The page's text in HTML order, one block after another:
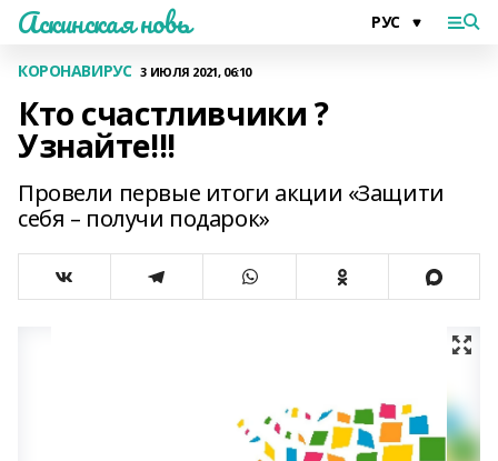
Аскинская новь
КОРОНАВИРУС 3 ИЮЛЯ 2021, 06:10
Кто счастливчики ?
Узнайте!!!
Провели первые итоги акции «Защити
себя – получи подарок»